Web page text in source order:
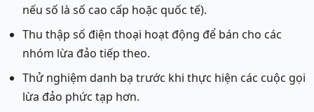
nếu số là số cao cấp hoặc quốc tế).
Thu thập số điện thoại hoạt động để bán cho các
nhóm lừa đảo tiếp theo.
Thử nghiệm danh bạ trước khi thực hiện các cuộc gọi
lừa đảo phức tạp hơn.